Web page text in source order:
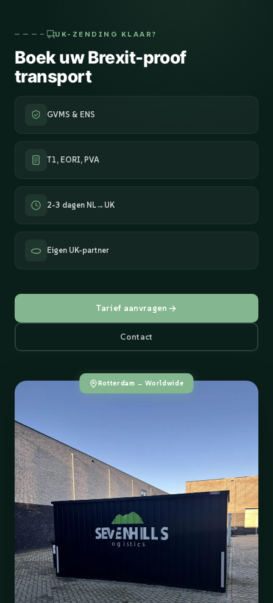
UK-ZENDING KLAAR?
Boek uw Brexit-proof
transport
GVMS & ENS
T1, EORI, PVA
2-3 dagen NL→UK
Eigen UK-partner
Tarief aanvragen
Contact
Rotterdam → Worldwide